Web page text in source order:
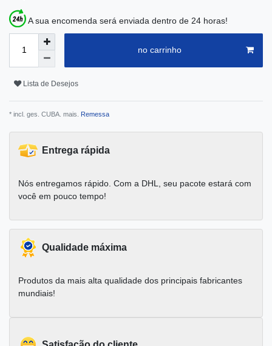
A sua encomenda será enviada dentro de 24 horas!
no carrinho
Lista de Desejos
* incl. ges. CUBA. mais. Remessa
Entrega rápida
Nós entregamos rápido. Com a DHL, seu pacote estará com
você em pouco tempo!
Qualidade máxima
Produtos da mais alta qualidade dos principais fabricantes
mundiais!